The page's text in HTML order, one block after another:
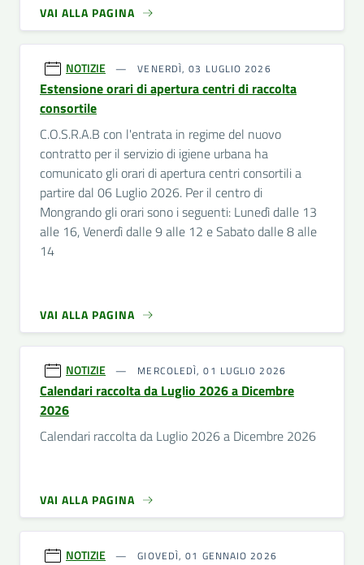
VAI ALLA PAGINA
NOTIZIE VENERDÌ, 03 LUGLIO 2026
Estensione orari di apertura centri di raccolta
consortile
C.O.S.R.A.B con l'entrata in regime del nuovo
contratto per il servizio di igiene urbana ha
comunicato gli orari di apertura centri consortili a
partire dal 06 Luglio 2026. Per il centro di
Mongrando gli orari sono i seguenti: Lunedì dalle 13
alle 16, Venerdì dalle 9 alle 12 e Sabato dalle 8 alle
14
VAI ALLA PAGINA
NOTIZIE MERCOLEDÌ, 01 LUGLIO 2026
Calendari raccolta da Luglio 2026 a Dicembre
2026
Calendari raccolta da Luglio 2026 a Dicembre 2026
VAI ALLA PAGINA
NOTIZIE GIOVEDÌ, 01 GENNAIO 2026